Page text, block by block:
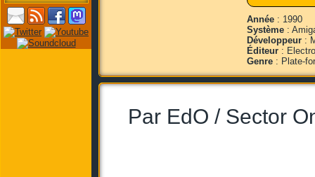
Année : 1990
Système :
Développeur :
Éditeur :
Genre : Plate-
Par EdO / Sector